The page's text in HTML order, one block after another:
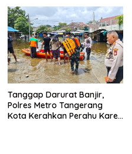
Tanggap Darurat Banjir,
Polres Metro Tangerang
Kota Kerahkan Perahu Karet